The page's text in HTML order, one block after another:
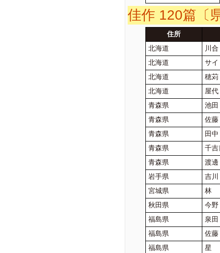
佳作 120篇〔
住所
北海道
川
北海道
サ
北海道
穂
北海道
屋
青森県
池
青森県
佐
青森県
田
青森県
千
青森県
渡
岩手県
吉
宮城県
林
秋田県
今
福島県
泉
福島県
佐
福島県
星